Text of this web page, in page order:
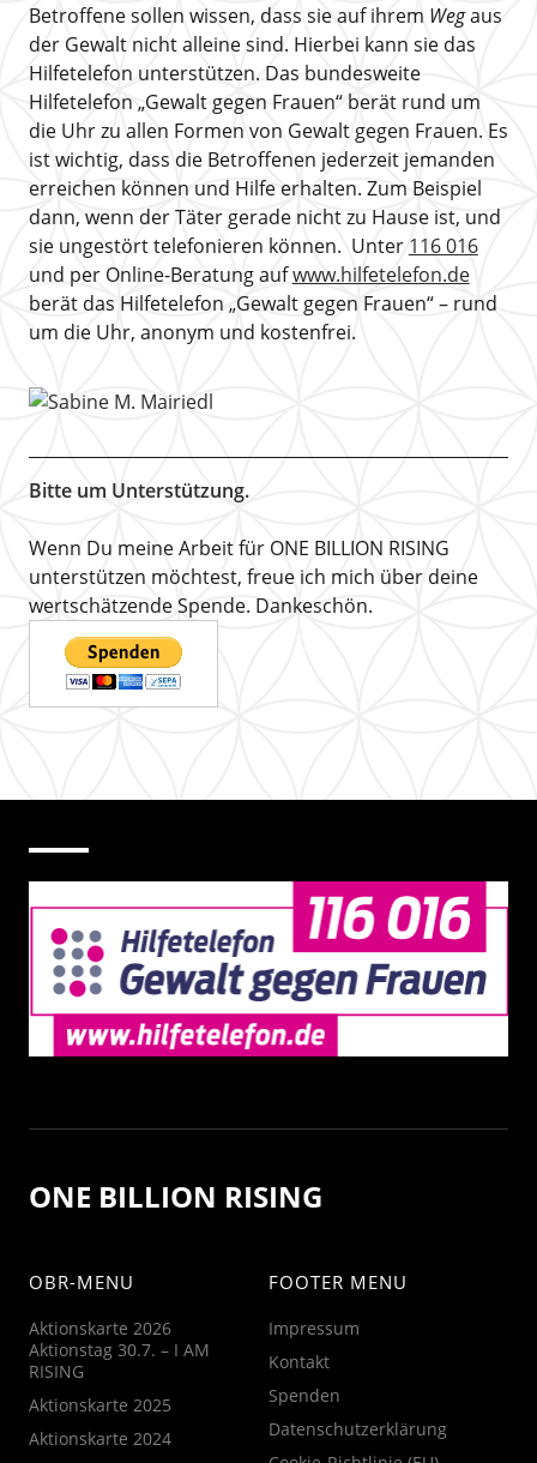
Betroffene sollen wissen, dass sie auf ihrem Wegaus
der Gewalt nicht alleine sind. Hierbei kann sie das
Hilfetelefon unterstützen. Das bundesweite
Hilfetelefon „Gewalt gegen Frauen“ berät rund um
die Uhr zu allen Formen von Gewalt gegen Frauen. Es
ist wichtig, dass die Betroffenen jederzeit jemanden
erreichen können und Hilfe erhalten. Zum Beispiel
dann, wenn der Täter gerade nicht zu Hause ist, und
sie ungestört telefonieren können. Unter 116 016
und per Online-Beratung aufwww.hilfetelefon.de
berät das Hilfetelefon „Gewalt gegen Frauen“ – rund
um die Uhr, anonym und kostenfrei.
Bitte um Unterstützung.
Wenn Du meine Arbeit für ONE BILLION RISING
unterstützen möchtest, freue ich mich über deine
wertschätzende Spende. Dankeschön.
ONE BILLION RISING
OBR-MENU
Aktionskarte 2026
Aktionstag 30.7. – I AM
RISING
Aktionskarte 2025
Aktionskarte 2024
FOOTER MENU
Impressum
Kontakt
Spenden
Datenschutzerklärung